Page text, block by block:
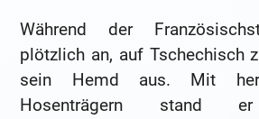
Während der
plötzlich an, auf Tschechisch
sein Hemd aus. Mit
Hosenträgern stand